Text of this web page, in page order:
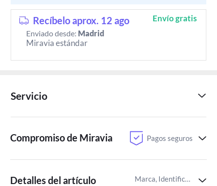
Recíbelo aprox. 12 ago Envío gratis
Enviado desde: Madrid
Miravia estándar
Servicio
Compromiso de Miravia Pagos seguros
Detalles del artículo Marca, Identificador del artículo de Miravia